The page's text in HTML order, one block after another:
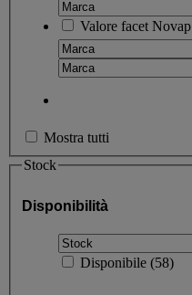
Valore facet Novap
Mostra tutti
Stock
Disponibilità
Disponibile (58)